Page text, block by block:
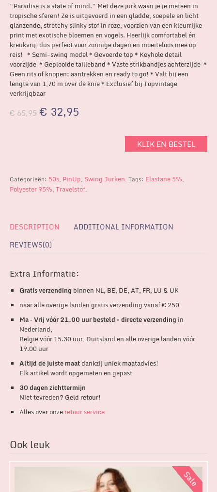
“Paradise is a state of mind.” Met deze jurk waan je je meteen in
tropische sferen! Ze is uitgevoerd in een gladde, soepele en licht
glanzende, stretchy slinky stof in roze, voorzien van een kleurrijke
print met exotische bloemen en vogels. Heerlijk comfortabel én
kreukvrij, dus perfect voor zonnige dagen en moeiteloos mee op
reis! * Semi-swing model * Gevoerde top * Keyhole detail
voorzijde * Geplooide tailleband * Vaste strikbandjes achterzijde *
Geen rits of knopen; aantrekken en ready to go! * Valt bij een
lengte van 1,70 m over de knie * Exclusief bij Topvintage
verkrijgbaar
€65,95 € 32,95
KLIK EN BESTEL
Categorieën: 50s, PinUp, Swing Jurken. Tags: Elastane 5%,
Polyester 95%, Travelstof.
DESCRIPTION
ADDITIONAL INFORMATION
REVIEWS(0)
Extra Informatie:
Gratis verzending binnen NL, BE, DE, AT, FR, LU & UK
naar alle overige landen gratis verzending vanaf € 250
Ma – Vrij vóór 21.00 uur besteld = directe verzending in
Nederland,
België vóór 15.30 uur, Duitsland en alle overige landen vóór
19.00 uur
Altijd de juiste maatdankzij uniek maatadvies!
Elk artikel wordt opgemeten en gepast
30 dagen zichttermijn
Niet tevreden? Geld retour!
Alles over onzeretour service
Ook leuk